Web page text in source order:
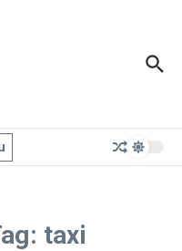
taxi